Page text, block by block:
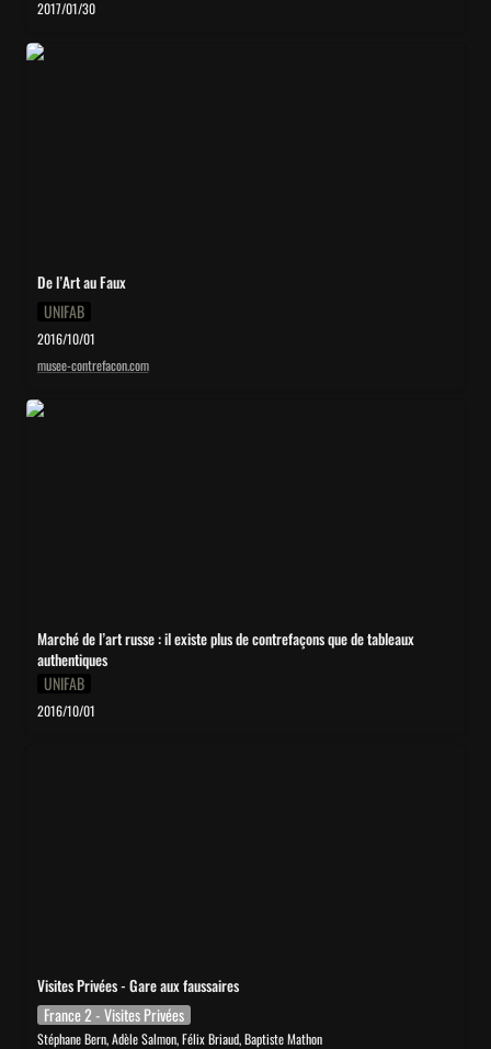
2017/01/30
De l’Art au Faux
De l’Art au Faux
UNIFAB
2016/10/01
musee-contrefacon.com
Marché de l’art russe : il existe plus de contrefaçons que de
Marché de l’art russe : il existe plus de contrefaçons que de tableaux
authentiques
UNIFAB
2016/10/01
Visites Privées - Gare aux faussaires
France 2 - Visites Privées
Stéphane Bern, Adèle Salmon, Félix Briaud, Baptiste Mathon